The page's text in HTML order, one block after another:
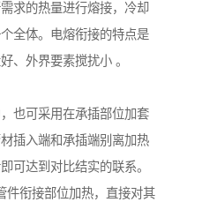
求的热量进行熔接，冷却
全体。电熔衔接的特点是
、外界要素搅扰小 。
也可采用在承插部位加套
插入端和承插端别离加热
可达到对比结实的联系。
件衔接部位加热，直接对其